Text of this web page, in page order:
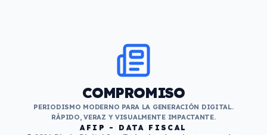
COMPROMISO
PERIODISMO MODERNO PARA LA GENERACIÓN DIGITAL.
RÁPIDO, VERAZ Y VISUALMENTE IMPACTANTE.
AFIP - DATA FISCAL